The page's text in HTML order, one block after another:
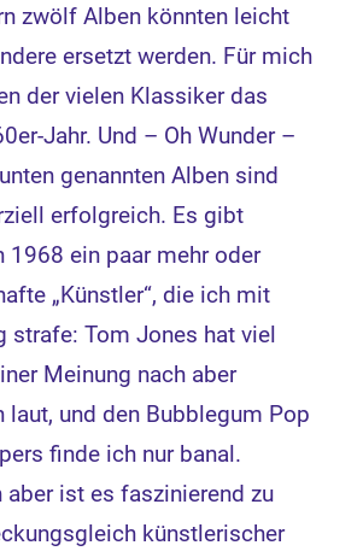
zwölf Alben könnten leicht
ersetzt werden. Für mich
der vielen Klassiker das
Jahr. Und – Oh Wunder –
genannten Alben sind
erfolgreich. Es gibt
1968 ein paar mehr oder
„Künstler“, die ich mit
strafe: Tom Jones hat viel
Meinung nach aber
laut, und den Bubblegum Pop
finde ich nur banal.
aber ist es faszinierend zu
künstlerischer